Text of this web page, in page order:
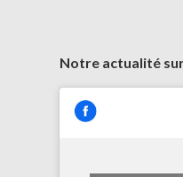
Notre actualité